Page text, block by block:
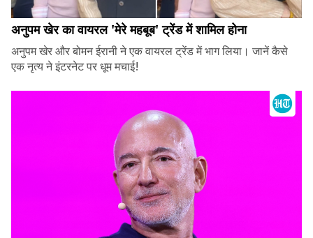
अनुपम खेर का वायरल 'मेरे महबूब' ट्रेंड में शामिल होना
अनुपम खेर और बोमन ईरानी ने एक वायरल ट्रेंड में भाग लिया। जानें कैसे
एक नृत्य ने इंटरनेट पर धूम मचाई!